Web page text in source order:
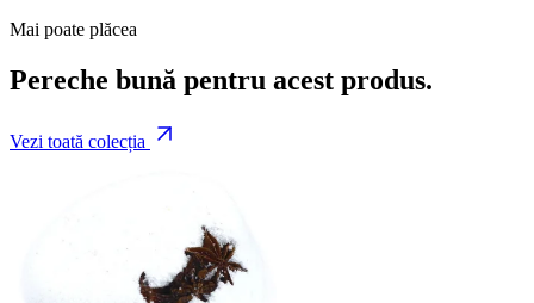
Mai poate plăcea
Pereche bună pentru acest produs.
Vezi toată colecția